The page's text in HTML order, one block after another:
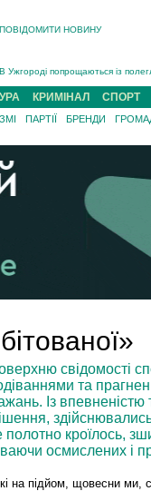
ПОВІДОМИТИ НОВИНУ
В Ужгороді попрощаються із
В Ужгороді 5 серпня
Підтвердили загибель
На війні з рф поліг військовий з
На Хустщині внаслідок ДТП за
Інструктора районного ТЦК на
КРИМІНАЛ СПОРТ
ЗМІ ПАРТІЇ БРЕНДИ
свідомості
та
Із
полотно кроїлось,
осмислених і
на підйом, щовесни ми,